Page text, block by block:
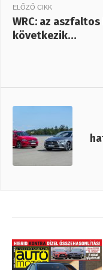
ELŐZŐ CIKK
WRC: az
következik…